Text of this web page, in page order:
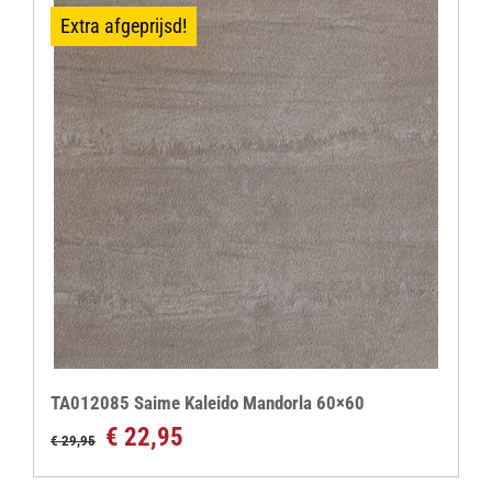
Extra afgeprijsd!
TA012085 Saime Kaleido Mandorla 60×60
€29,95
Oorspronkelijke
€ 22,95Huidige